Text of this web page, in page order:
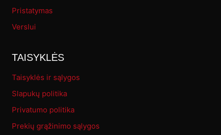
Pristatymas
Verslui
TAISYKLĖS
Taisyklės ir sąlygos
Slapukų politika
Privatumo politika
Prekių grąžinimo sąlygos